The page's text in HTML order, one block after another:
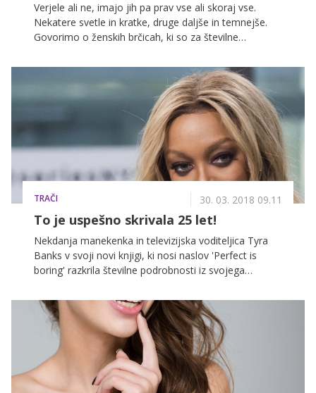
Verjele ali ne, imajo jih pa prav vse ali skoraj vse.
Nekatere svetle in kratke, druge daljše in temnejše.
Govorimo o ženskih brčicah, ki so za številne
tema, a povsem po nepotrebnem.
TRAČI 30. 03. 2018 09.11
To je uspešno skrivala 25 let!
Nekdanja manekenka in televizijska voditeljica Tyra
Banks v svoji novi knjigi, ki nosi naslov 'Perfect is
boring' razkrila številne podrobnosti iz svojega
videza, ki ga je uspešno skrivala več kot 25 let.